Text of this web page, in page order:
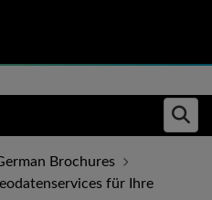
Brochures
für Ihre